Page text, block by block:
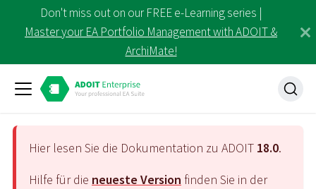
Don't miss out on our FREE e-Learning series |
Master your EA Portfolio Management with ADOIT &
ArchiMate!
Hier lesen Sie die Dokumentation zu ADOIT 18.0.
Hilfe für die neueste Version finden Sie in der